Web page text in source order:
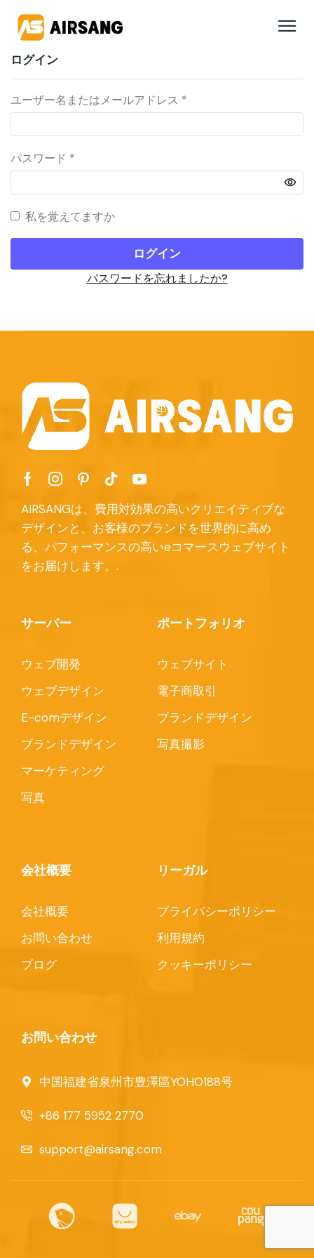
ログイン
ユーザー名またはメールアドレス *
パスワード *
私を覚えてますか
ログイン
パスワードを忘れましたか?
AIRSANGは、費用対効果の高いクリエイティブな
デザインと、お客様のブランドを世界的に高め
る、パフォーマンスの高いeコマースウェブサイト
をお届けします。.
サーバー
ウェブ開発
ウェブデザイン
E-comデザイン
ブランドデザイン
マーケティング
写真
ポートフォリオ
ウェブサイト
電子商取引
ブランドデザイン
写真撮影
会社概要
会社概要
お問い合わせ
ブログ
リーガル
プライバシーポリシー
利用規約
クッキーポリシー
お問い合わせ
中国福建省泉州市豊澤區YOHO188号
+86 177 5952 2770
support@airsang.com